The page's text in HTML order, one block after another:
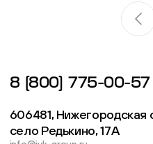
8 (800) 775-00-57
606481, Нижегородская
село Редькино, 17А